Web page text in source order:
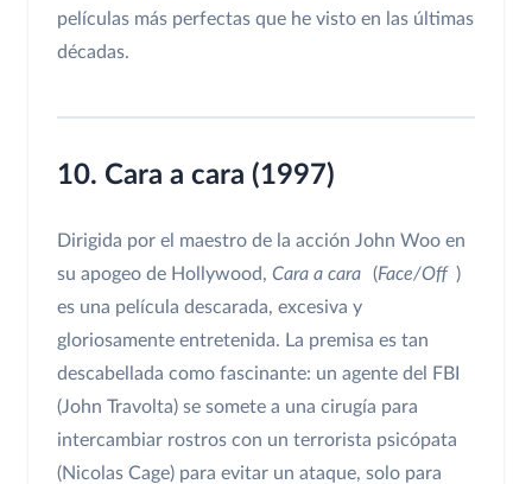
películas más perfectas que he visto en las últimas
décadas.
10. Cara a cara (1997)
Dirigida por el maestro de la acción John Woo en
su apogeo de Hollywood, Cara a cara (Face/Off )
es una película descarada, excesiva y
gloriosamente entretenida. La premisa es tan
descabellada como fascinante: un agente del FBI
(John Travolta) se somete a una cirugía para
intercambiar rostros con un terrorista psicópata
(Nicolas Cage) para evitar un ataque, solo para